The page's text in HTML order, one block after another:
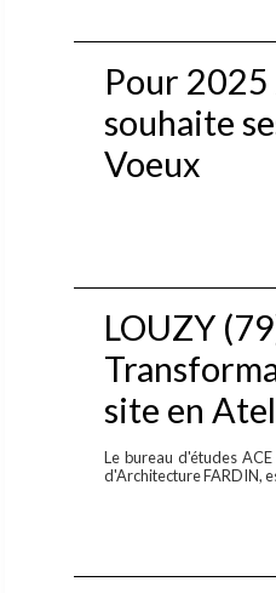
Pour 2025
souhaite
Voeux
LOUZY
site en
Le bureau d'études
d'Architecture FARDIN,